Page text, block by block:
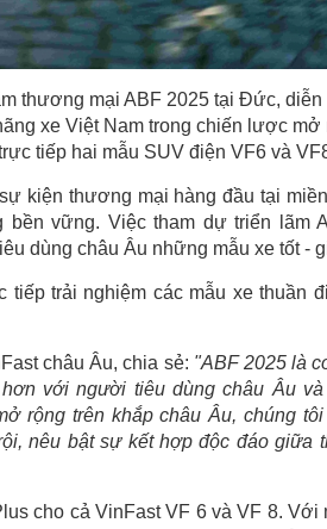
thương mại ABF 2025 tại Đức,
xe Việt Nam trong chiến lược
tiếp hai mẫu SUV điện VF6 và
kiện thương mại hàng đầu tại
vững. Việc tham dự triển lãm
dùng châu Âu những mẫu xe tốt -
tiếp trải nghiệm các mẫu xe thuần
châu Âu, chia sẻ: "ABF 2025 là
với người tiêu dùng châu Âu
rộng trên khắp châu Âu, chúng
nêu bật sự kết hợp độc đáo giữa
cho cả VinFast VF 6 và VF 8.